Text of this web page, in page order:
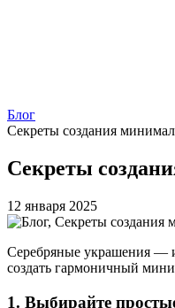
Блог
Секреты создания
Секреты
12 января 2025
Серебряные украшения —
создать гармоничный
1. Выбирайте